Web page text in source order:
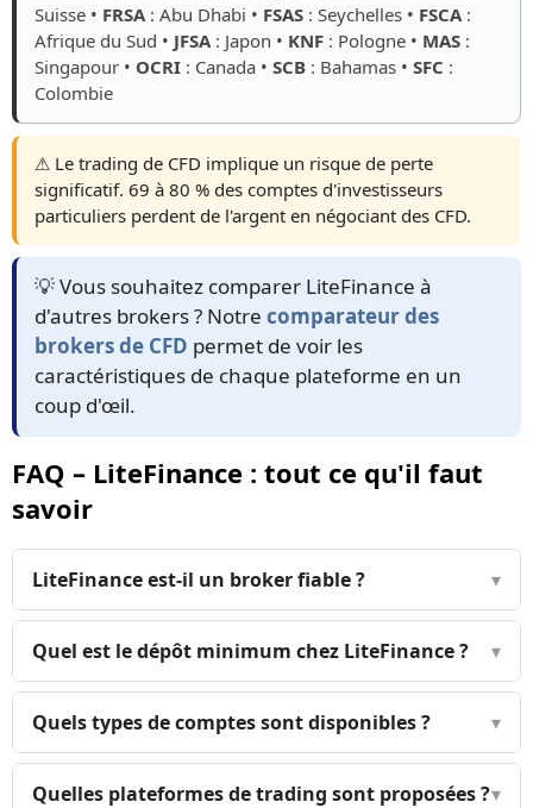
Suisse • FRSA: Abu Dhabi • FSAS : Seychelles • FSCA:
Afrique du Sud • JFSA: Japon • KNF : Pologne • MAS :
Singapour • OCRI : Canada • SCB : Bahamas • SFC :
Colombie
⚠️ Le trading de CFD implique un risque de perte
significatif. 69 à 80 % des comptes d'investisseurs
particuliers perdent de l'argent en négociant des CFD.
💡 Vous souhaitez comparer LiteFinance à
d'autres brokers ? Notre comparateur des
brokers de CFD permet de voir les
caractéristiques de chaque plateforme en un
coup d'œil.
FAQ – LiteFinance : tout ce qu'il faut
savoir
LiteFinance est-il un broker fiable ? ▾
Quel est le dépôt minimum chez LiteFinance ? ▾
Quels types de comptes sont disponibles ? ▾
Quelles plateformes de trading sont proposées ?▾